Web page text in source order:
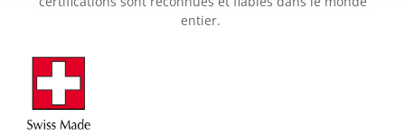
entier.